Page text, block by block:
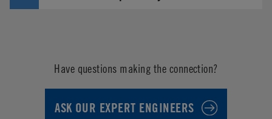
Have questions making the connection?
ASK OUR EXPERT ENGINEERS